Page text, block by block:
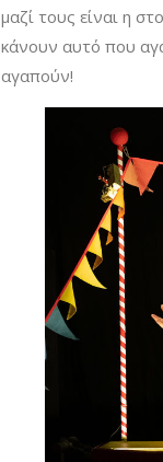
μαζί τους είναι η
κάνουν αυτό που
αγαπούν!